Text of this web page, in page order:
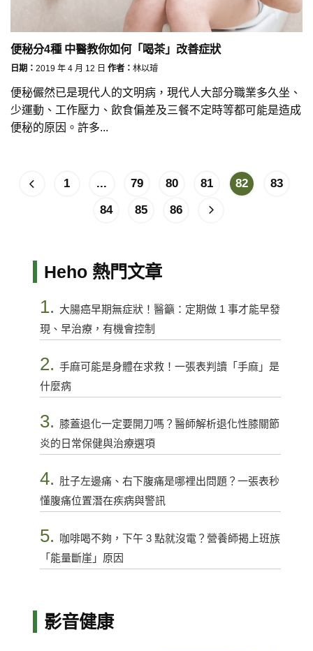
便秘分4種 中醫教你如何「喝茶」改善症狀
日期： 2019 年 4 月 12 日 作者： 林以璿
便秘儼然已是現代人的文明病，現代人大部分職業多久坐、
少運動、工作壓力、飲食偏差及三餐不定時等都可能是造成
便秘的原因。許多...
1 ... 79 80 81 82
83
84
85 86
Heho 熱門文章
1. 大腸癌早期無症狀！醫籲：定期做 1 事才能早發
現、早治療，有機會控制
2. 手麻可能是身體在求救！一張表判讀「手麻」是
什麼病
3. 膝蓋退化一定要開刀嗎？醫師解析退化性膝關節
炎的日常保健與治療選項
4. 肚子左邊痛、右下腹痛是哪裡出問題？一張表秒
懂腹痛位置潛在疾病與警訊
5.
咖啡喝不夠，下午 3 點就沒電？營養師揭上班族
「能量斷崖」原因
影音健康